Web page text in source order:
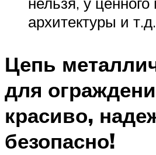
архитектуры и
Цепь
для
красиво,
безопасно!